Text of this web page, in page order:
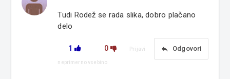
Tudi Rodež se rada slika, dobro plačano
delo
1 0 reply Odgovori
Prijavi
neprimerno vsebino